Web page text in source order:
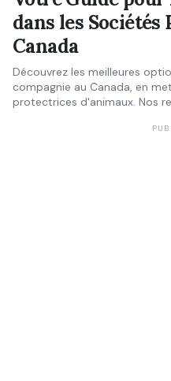
dans les
Canada
Découvrez les meilleures
compagnie au Canada, en
protectrices d'animaux. Nos
votre nouvel ami à quatre